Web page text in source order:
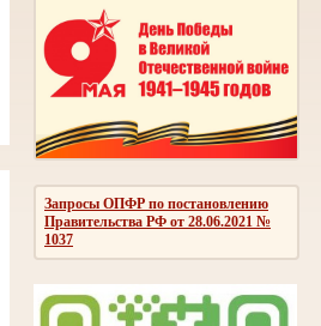
podolsky.mo@sudrf.ru
Запросы ОПФР по постановлению
Правительства РФ от 28.06.2021 №
1037